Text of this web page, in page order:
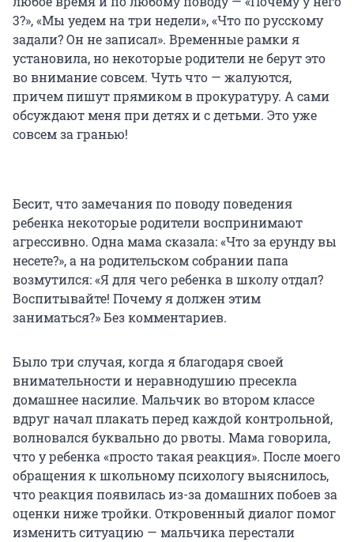
3?», «Мы уедем на три недели», «Что по русскому
задали? Он не записал». Временные рамки я
установила, но некоторые родители не берут это
во внимание совсем. Чуть что — жалуются,
причем пишут прямиком в прокуратуру. А сами
обсуждают меня при детях и с детьми. Это уже
совсем за гранью!
Бесит, что замечания по поводу поведения
ребенка некоторые родители воспринимают
агрессивно. Одна мама сказала: «Что за ерунду вы
несете?», а на родительском собрании папа
возмутился: «Я для чего ребенка в школу отдал?
Воспитывайте! Почему я должен этим
заниматься?» Без комментариев.
Было три случая, когда я благодаря своей
внимательности и неравнодушию пресекла
домашнее насилие. Мальчик во втором классе
вдруг начал плакать перед каждой контрольной,
волновался буквально до рвоты. Мама говорила,
что у ребенка «просто такая реакция». После моего
обращения к школьному психологу выяснилось,
что реакция появилась из-за домашних побоев за
оценки ниже тройки. Откровенный диалог помог
изменить ситуацию — мальчика перестали